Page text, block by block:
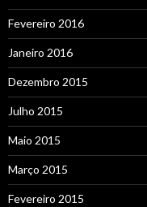
Fevereiro 2016
Janeiro 2016
Dezembro 2015
Julho 2015
Maio 2015
Março 2015
Fevereiro 2015